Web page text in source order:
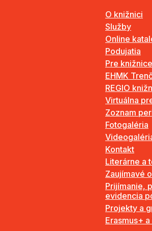
O knižnici
Služby
Online
Podujatia
Pre knižnice
EHMK
REGIO
Virtuálna
Zoznam
Fotogaléria
Kontakt
Literárne a
Zaujímavé
Prijímanie,
evidencia
Projekty a
Erasmus+ a